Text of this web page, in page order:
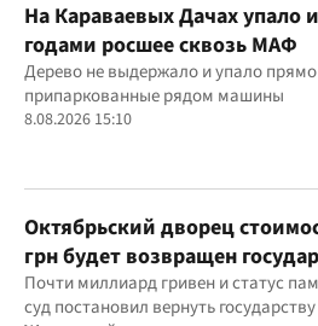
На Караваевых Дачах упало
годами росшее сквозь МАФ
Дерево не выдержало и упало
припаркованные рядом машины
8.08.2026 15:10
Октябрьский дворец
грн будет возвращен
удовлетворил иск
Почти миллиард гривен и статус
суд постановил вернуть государству